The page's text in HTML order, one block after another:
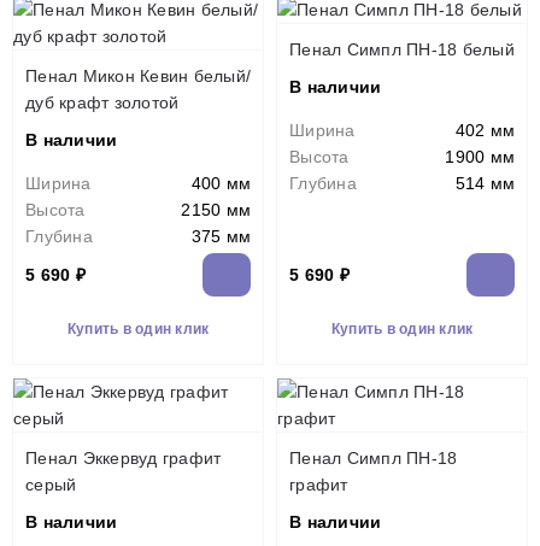
Пенал Микон Кевин белый/
дуб крафт золотой
В наличии
Ширина
400 мм
Высота
2150 мм
Глубина
375 мм
5 690 ₽
Купить в один клик
Пенал Симпл ПН-18 белый
В наличии
Ширина
402 мм
Высота
1900 мм
Глубина
514 мм
5 690 ₽
Купить в один клик
Пенал Эккервуд графит
серый
В наличии
Пенал Симпл ПН-18
графит
В наличии